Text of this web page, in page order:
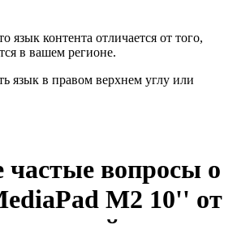
контента отличается от того,
в вашем регионе.
язык в правом верхнем углу или
частые вопросы о
M2 10'' от